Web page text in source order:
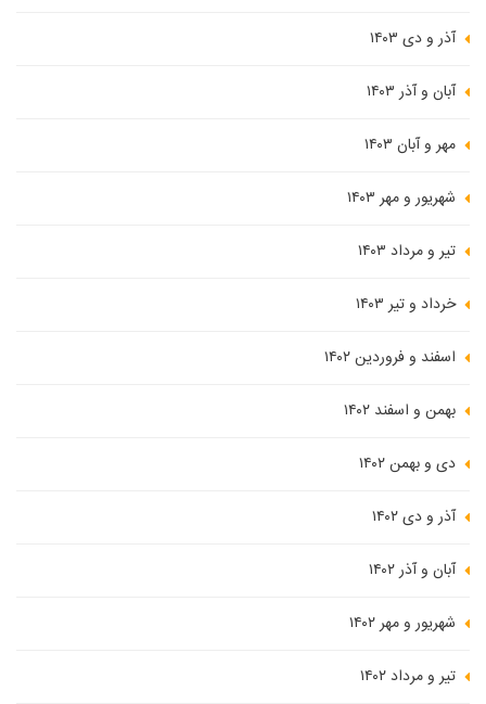
آذر و دی ۱۴۰۳
آبان و آذر ۱۴۰۳
مهر و آبان ۱۴۰۳
شهریور و مهر ۱۴۰۳
تیر و مرداد ۱۴۰۳
خرداد و تیر ۱۴۰۳
اسفند و فروردین ۱۴۰۲
بهمن و اسفند ۱۴۰۲
دی و بهمن ۱۴۰۲
آذر و دی ۱۴۰۲
آبان و آذر ۱۴۰۲
شهریور و مهر ۱۴۰۲
تیر و مرداد ۱۴۰۲